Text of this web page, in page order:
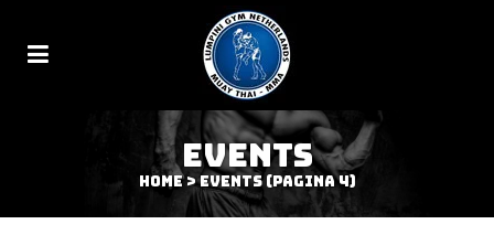
EVENTS
Home>Events(Pagina 4)